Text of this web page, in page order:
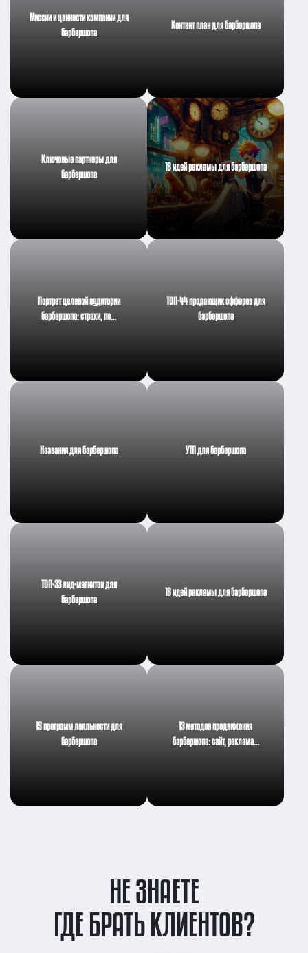
Миссии и ценности компании для
барбершопа
Контент план для барбершопа
Ключевые партнеры для
барбершопа
18 идей рекламы для барбершопа
Портрет целевой аудитории
барбершопа: страхи, по…
ТОП-44 продающих офферов для
барбершопа
Названия для барбершопа УТП для барбершопа
ТОП-33 лид-магнитов для
барбершопа
18 идей рекламы для барбершопа
15 программ лояльности для
барбершопа
13 методов продвижения
барбершопа: сайт, реклама…
ГДЕ БРАТЬ КЛИЕНТОВ?
НЕ ЗНАЕТЕ